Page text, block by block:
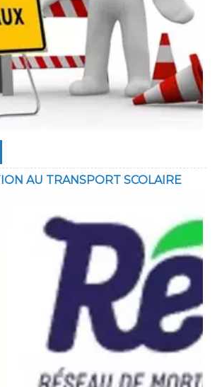
AU TRANSPORT SCOLAIRE